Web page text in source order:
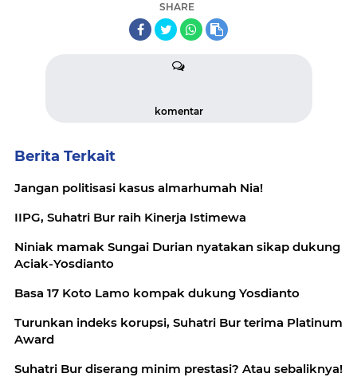
SHARE
komentar
Berita Terkait
Jangan politisasi kasus almarhumah Nia!
IIPG, Suhatri Bur raih Kinerja Istimewa
Niniak mamak Sungai Durian nyatakan sikap dukung
Aciak-Yosdianto
Basa 17 Koto Lamo kompak dukung Yosdianto
Turunkan indeks korupsi, Suhatri Bur terima Platinum
Award
Suhatri Bur diserang minim prestasi? Atau sebaliknya!